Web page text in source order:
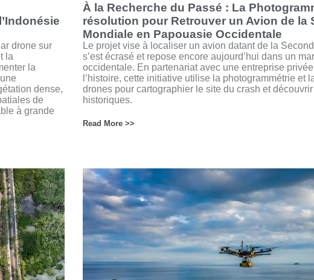
drone sur
la
la
dense,
de
à grande
À la Recherche du Passé : La
résolution pour Retrouver un Avion de la
Mondiale en Papouasie Occidentale
Le projet vise à localiser un avion datant de la
s’est écrasé et repose encore aujourd’hui dans un
occidentale. En partenariat avec une entreprise
l’histoire, cette initiative utilise la photogrammétrie et
drones pour cartographier le site du crash et
historiques.
Read More >>